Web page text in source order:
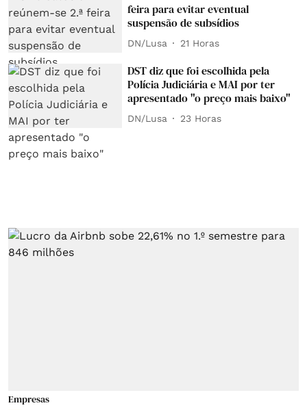
feira para evitar eventual
suspensão de subsídios
DN/Lusa 21 Horas
DST diz que foi escolhida pela
Polícia Judiciária e MAI por ter
apresentado "o preço mais baixo"
DN/Lusa 23 Horas
Empresas